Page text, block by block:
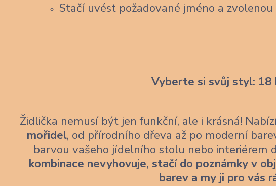
Stačí uvést požadované jméno a
Vyberte si svůj styl: 18
Židlička nemusí být jen funkční, ale i krásná!
mořidel, od přírodního dřeva až po moderní
barvou vašeho jídelního stolu nebo interiérem
kombinace nevyhovuje, stačí do poznámky v
barev a my ji pro vás